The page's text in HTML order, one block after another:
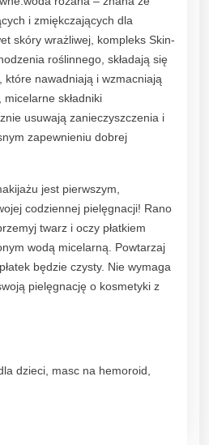
i zmiękczających dla
skóry wrażliwej, kompleks Skin-
roślinnego, składają się
które nawadniają i wzmacniają
składniki
usuwają zanieczyszczenia i
zapewnieniu dobrej
jest pierwszym,
codziennej pielęgnacji! Rano
twarz i oczy płatkiem
wodą micelarną. Powtarzaj
będzie czysty. Nie wymaga
pielęgnację o kosmetyki z
dzieci, masc na hemoroid,